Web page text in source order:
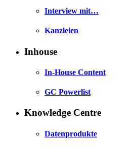
Interview mit…
Kanzleien
Inhouse
In-House Content
GC Powerlist
Knowledge Centre
Datenprodukte